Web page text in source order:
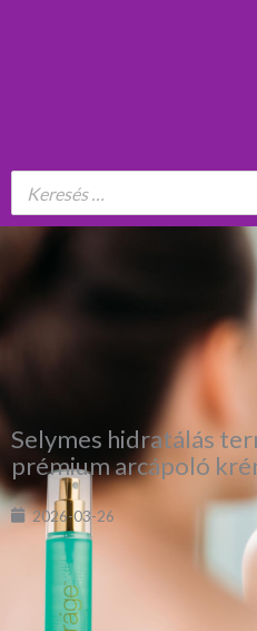
Selymes hidratálás
prémium arcápoló
2026-03-26